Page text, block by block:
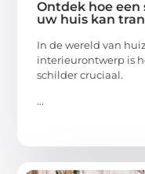
Ontdek hoe
uw huis kan
In de wereld van
interieurontwerp is
schilder cruciaal.
...